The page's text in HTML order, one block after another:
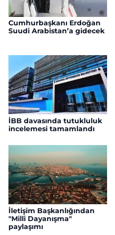
Cumhurbaşkanı Erdoğan
Suudi Arabistan’a gidecek
İBB davasında tutukluluk
incelemesi tamamlandı
İletişim Başkanlığından
"Milli Dayanışma"
paylaşımı